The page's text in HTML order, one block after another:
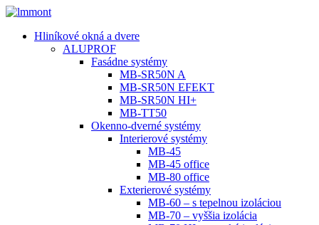
Hliníkové okná a dvere
ALUPROF
Fasádne systémy
MB-SR50N A
MB-SR50N EFEKT
MB-SR50N HI+
MB-TT50
Okenno-dverné systémy
Interierové systémy
MB-45
MB-45 office
MB-80 office
Exterierové systémy
MB-60 – s tepelnou izoláciou
MB-70 – vyššia izolácia